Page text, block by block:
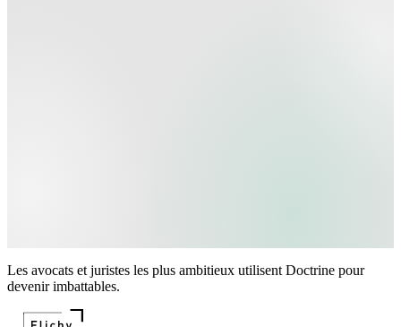
Les avocats et juristes les plus ambitieux utilisent Doctrine pour
devenir imbattables.